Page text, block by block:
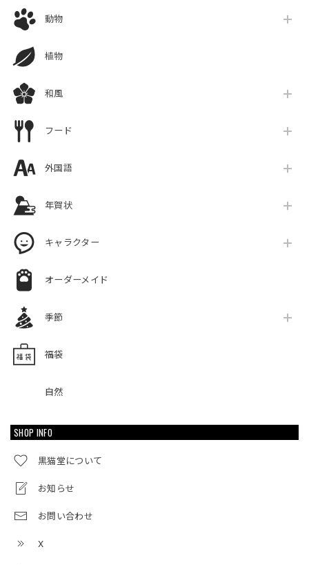
動物
植物
和風
フード
外国語
年賀状
キャラクター
オーダーメイド
季節
福袋
自然
SHOP INFO
黒猫堂について
お知らせ
お問い合わせ
X